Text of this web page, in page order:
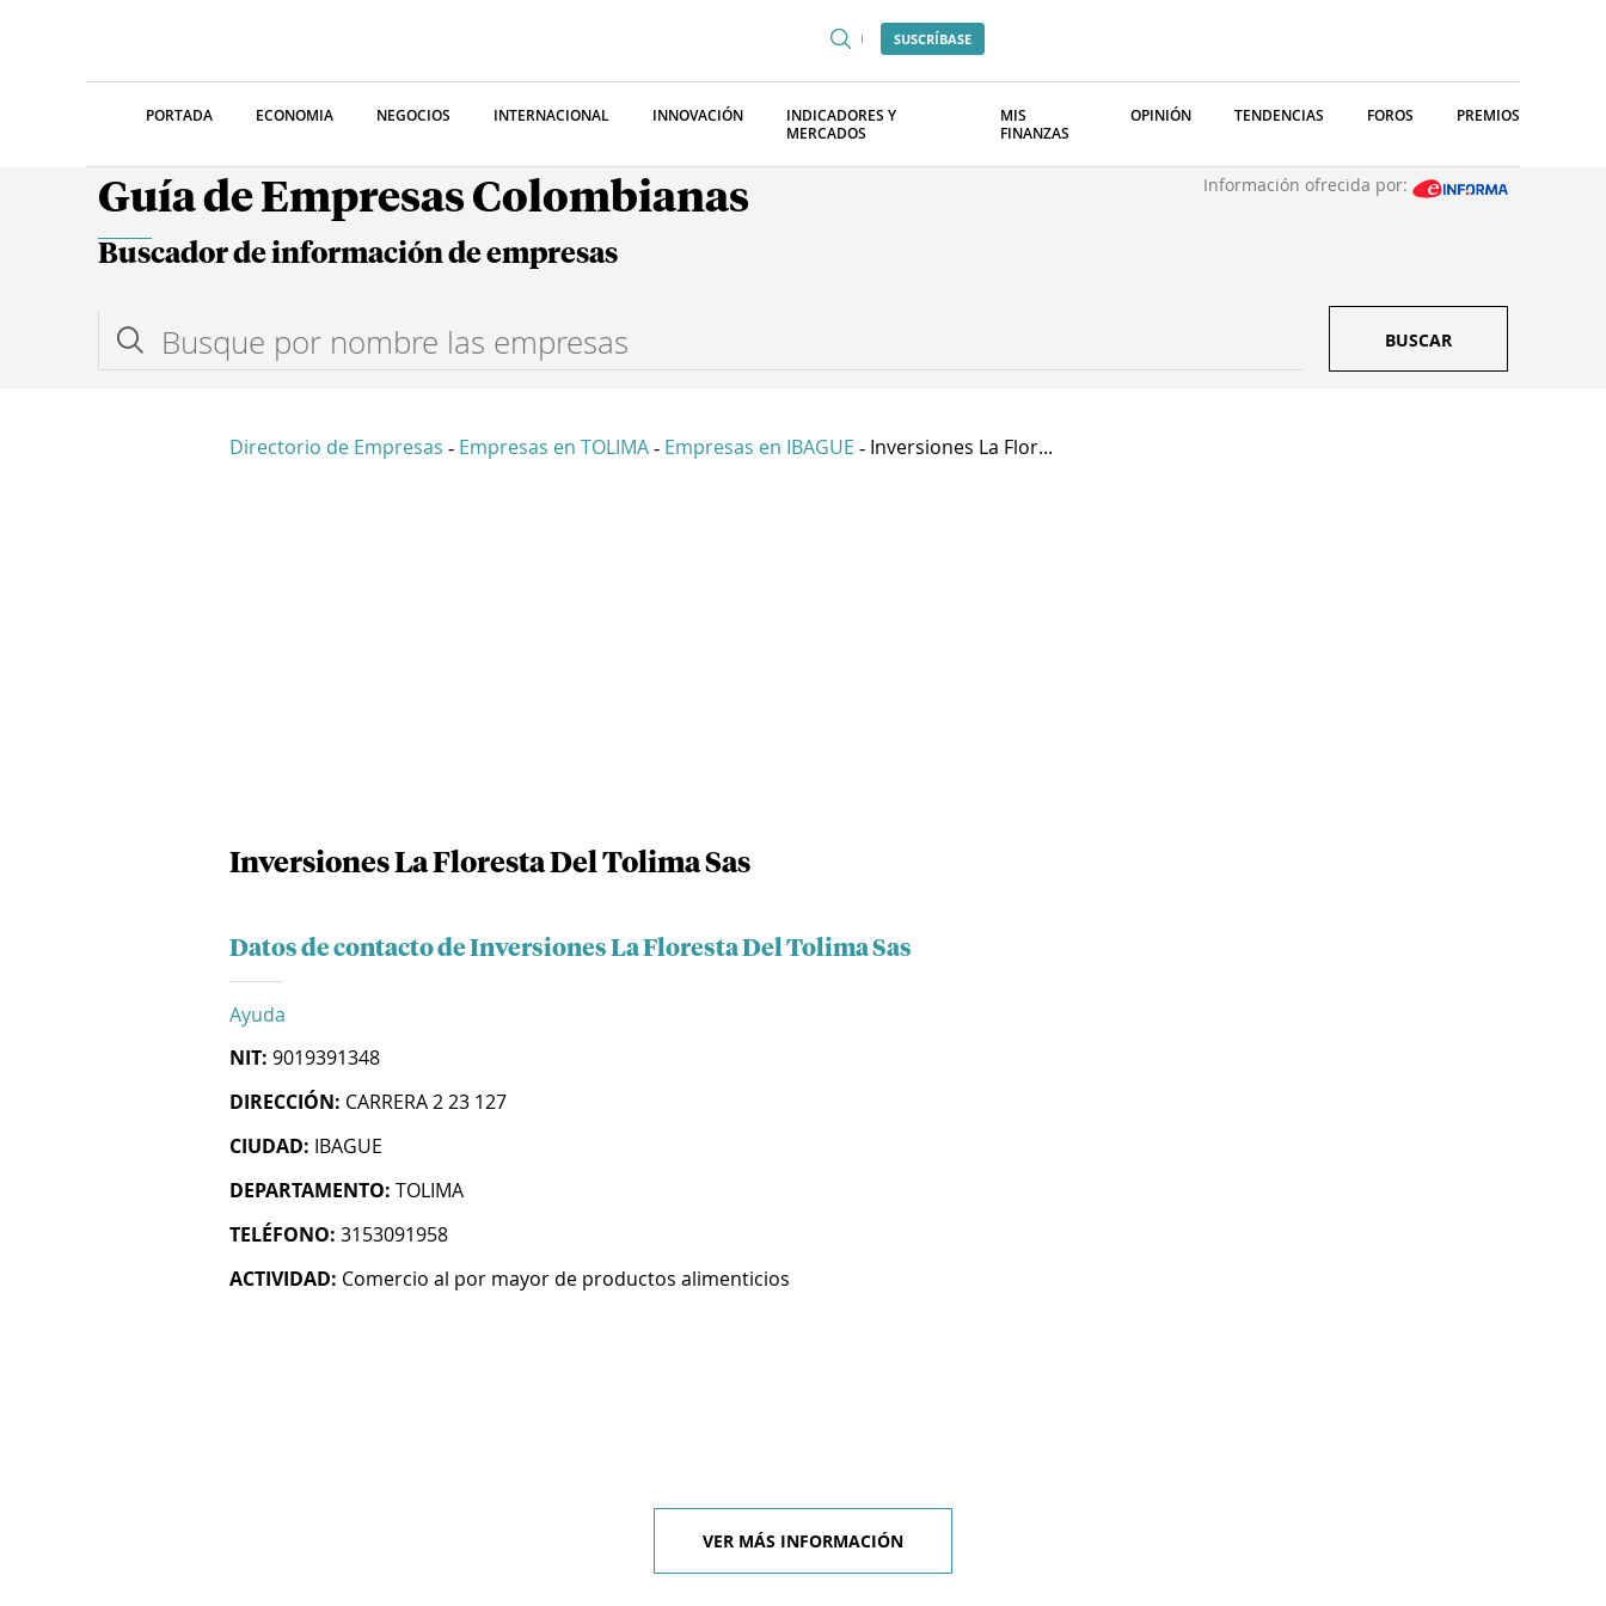
SUSCRÍBASE
PORTADA ECONOMIA NEGOCIOS INTERNACIONAL INNOVACIÓN
INDICADORES Y
MERCADOS
MIS
FINANZAS
OPINIÓN TENDENCIAS FOROS PREMIOS
Guía de Empresas Colombianas Información ofrecida por:
Buscador de información de empresas
BUSCAR
Directorio de Empresas - Empresas en TOLIMA - Empresas en IBAGUE - Inversiones La Flor...
Inversiones La Floresta Del Tolima Sas
Datos de contacto de Inversiones La Floresta Del Tolima Sas
Ayuda
NIT: 9019391348
DIRECCIÓN: CARRERA 2 23 127
CIUDAD: IBAGUE
DEPARTAMENTO: TOLIMA
TELÉFONO: 3153091958
ACTIVIDAD: Comercio al por mayor de productos alimenticios
VER MÁS INFORMACIÓN